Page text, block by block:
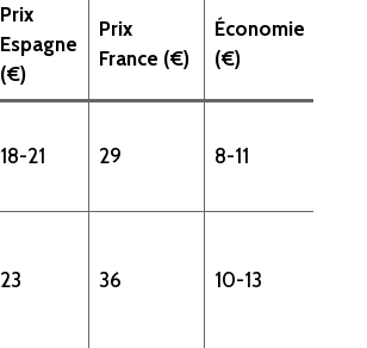
Prix
Espagne
(€)
Prix
France (€)
Économie
(€)
18-21 29 8-11
23 36 10-13